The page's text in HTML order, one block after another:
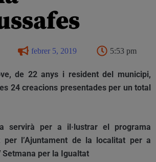
febrer 5, 2019 5:53 pm
de 22 anys i resident del municipi,
24 creacions presentades per un total
servirà per a il·lustrar el programa
per l’Ajuntament de la localitat per a
per la Igualtat